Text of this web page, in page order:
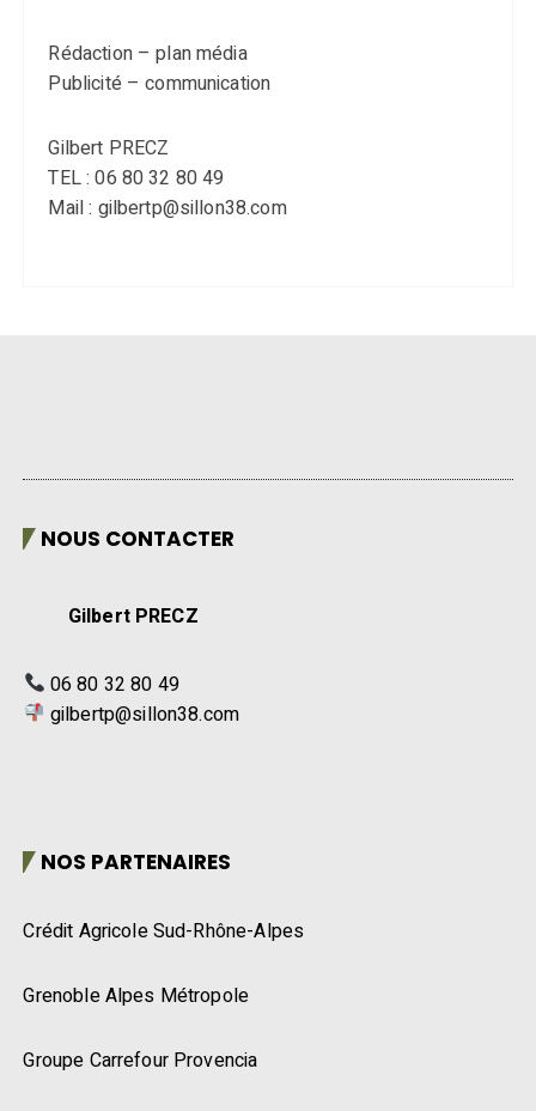
Rédaction – plan média
Publicité – communication
Gilbert PRECZ
TEL : 06 80 32 80 49
Mail : gilbertp@sillon38.com
NOUS CONTACTER
Gilbert PRECZ
06 80 32 80 49
gilbertp@sillon38.com
NOS PARTENAIRES
Crédit Agricole Sud-Rhône-Alpes
Grenoble Alpes Métropole
Groupe Carrefour Provencia